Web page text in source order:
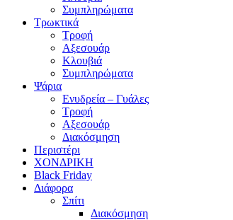
Συμπληρώματα
Τρωκτικά
Τροφή
Αξεσουάρ
Κλουβιά
Συμπληρώματα
Ψάρια
Ενυδρεία – Γυάλες
Τροφή
Αξεσουάρ
Διακόσμηση
Περιστέρι
ΧΟΝΔΡΙΚΗ
Black Friday
Διάφορα
Σπίτι
Διακόσμηση